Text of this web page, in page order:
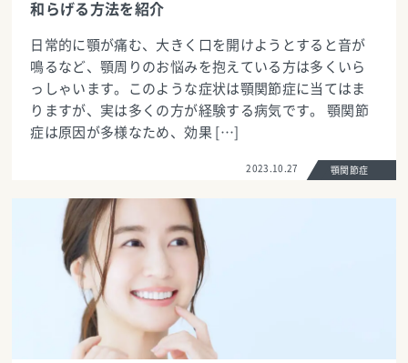
和らげる方法を紹介
日常的に顎が痛む、大きく口を開けようとすると音が
鳴るなど、顎周りのお悩みを抱えている方は多くいら
っしゃいます。このような症状は顎関節症に当てはま
りますが、実は多くの方が経験する病気です。 顎関節
症は原因が多様なため、効果 […]
2023.10.27 顎関節症